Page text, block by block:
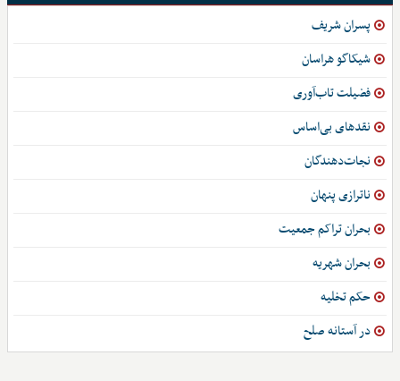
پسران شریف
شیکاگو هراسان
فضیلت تاب‌آوری
نقدهای بی‌اساس
نجات‌دهندگان
ناترازی پنهان
بحران تراکم جمعیت
بحران شهریه
حکم تخلیه
در آستانه صلح